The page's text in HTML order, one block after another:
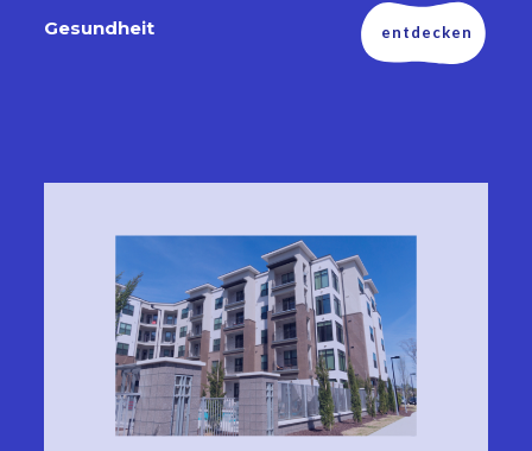
Gesundheit entdecken